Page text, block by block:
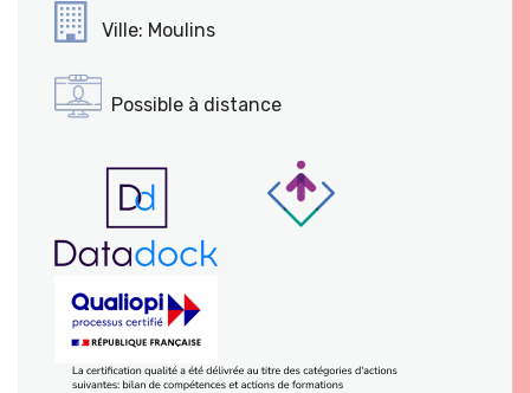
Ville: Moulins
Possible à distance